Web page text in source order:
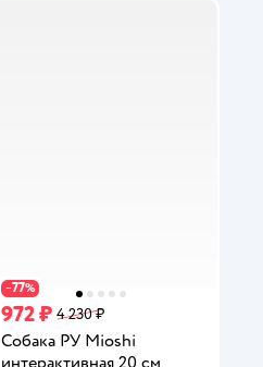
−77%
972 ₽ 4 230 ₽
Собака РУ Mioshi